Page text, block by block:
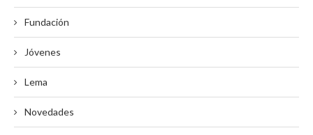
Fundación
Jóvenes
Lema
Novedades